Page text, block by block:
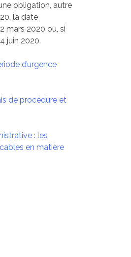
obligation, autre
la date
mars 2020 ou, si
juin 2020.
d’urgence
de procédure et
: les
en matière